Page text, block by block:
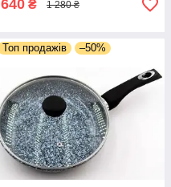
640 ₴ 1 280 ₴
Топ продажів –50%